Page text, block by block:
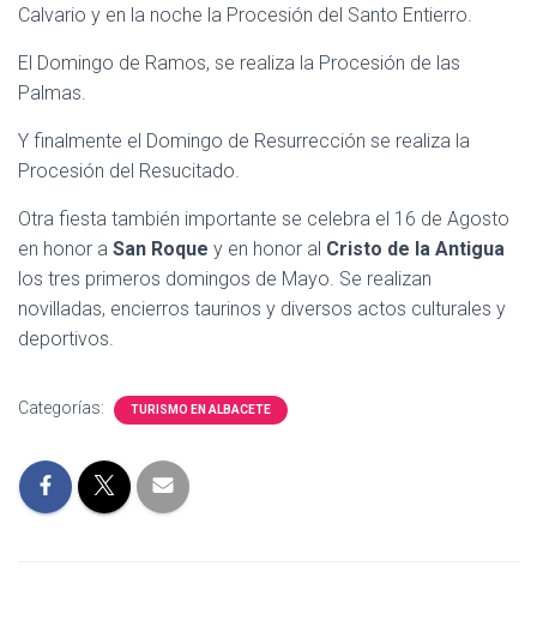
Calvario y en la noche la Procesión del Santo Entierro.
El Domingo de Ramos, se realiza la Procesión de las
Palmas.
Y finalmente el Domingo de Resurrección se realiza la
Procesión del Resucitado.
Otra fiesta también importante se celebra el 16 de Agosto
en honor a San Roque y en honor al Cristo de la Antigua
los tres primeros domingos de Mayo. Se realizan
novilladas, encierros taurinos y diversos actos culturales y
deportivos.
Categorías: TURISMO EN ALBACETE